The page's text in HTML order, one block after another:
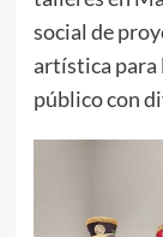
social de
artística para
público con